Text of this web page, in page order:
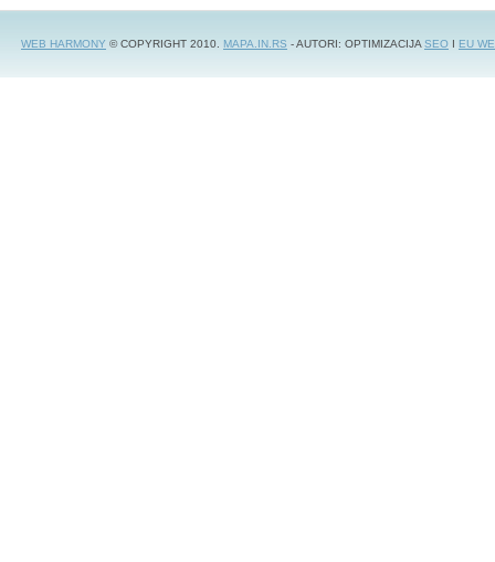
WEB HARMONY © COPYRIGHT 2010. MAPA.IN.RS - AUTORI: OPTIMIZACIJASEO I EU